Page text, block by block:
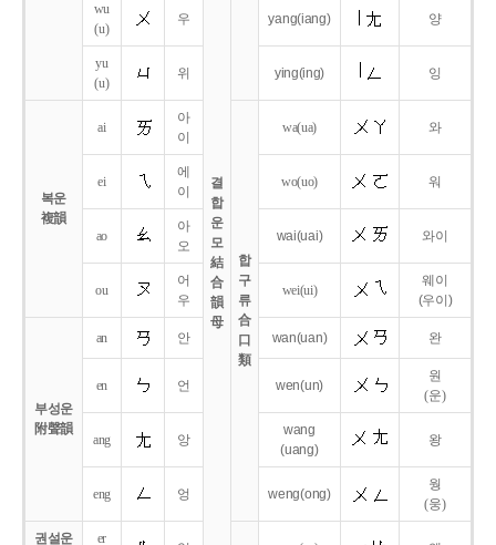
결
합
운
모
結
合
韻
母
wu
(u)
우 yang(iang) 양
yu
(u)
위 ying(ing) 잉
복운
複韻
ai
아
이
합
구
류
合
口
類
wa(ua) 와
ei
에
이
wo(uo) 워
ao
아
오
wai(uai) 와이
ou
어
우
wei(ui)
웨이
(우이)
부성운
附聲韻
an 안 wan(uan) 완
en 언 wen(un)
원
(운)
ang 앙
wang
(uang)
왕
eng 엉 weng(ong)
웡
(웅)
권설운
er